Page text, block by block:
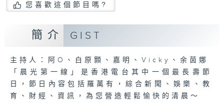
您喜歡這個節目嗎?
簡介 GIST
主持人：阿O、白原顥、嘉明、Vicky、余茵娜
「晨光第一線」是香港電台其中一個最長壽節
日，節日內容包括羅萬有，綜合新聞、娛樂、教
育、財經、資訊，為您營造輕鬆愉快的清晨～